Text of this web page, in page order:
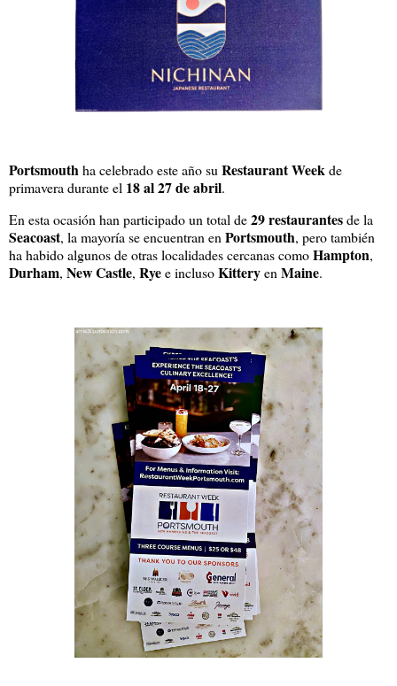
Portsmouthha celebrado este año suRestaurant Weekde
primavera durante el 18 al 27 de abril.
En esta ocasión han participado un total de29 restaurantesde la
Seacoast, la mayoría se encuentran enPortsmouth, pero también
ha habido algunos de otras localidades cercanas comoHampton,
Durham, New Castle, Ryee inclusoKitteryenMaine.